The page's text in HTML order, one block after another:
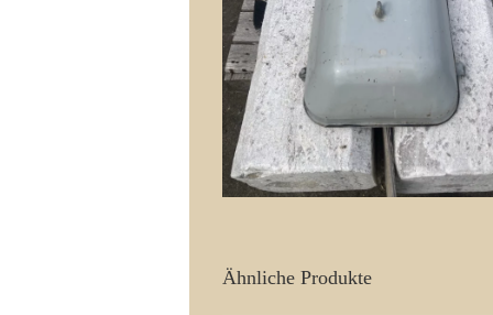
Ähnliche Produkte